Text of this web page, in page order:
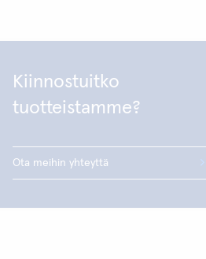
Kiinnostuitko
tuotteistamme?
Ota meihin yhteyttä